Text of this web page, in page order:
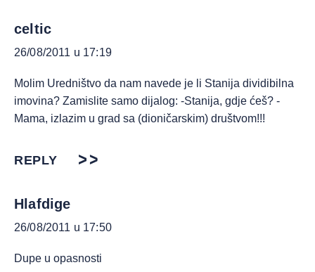
celtic
26/08/2011 u 17:19
Molim Uredništvo da nam navede je li Stanija dividibilna
imovina? Zamislite samo dijalog: -Stanija, gdje ćeš? -
Mama, izlazim u grad sa (dioničarskim) društvom!!!
REPLY
Hlafdige
26/08/2011 u 17:50
Dupe u opasnosti